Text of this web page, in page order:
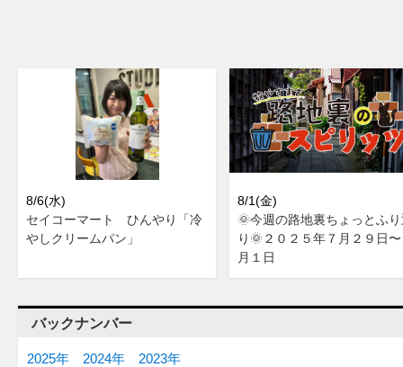
8/6(水)
セイコーマート ひんやり「冷
やしクリームパン」
8/1(金)
🌞今週の路地裏ちょっとふ
り🌞２０２５年７月２９日
月１日
バックナンバー
2025年 2024年 2023年